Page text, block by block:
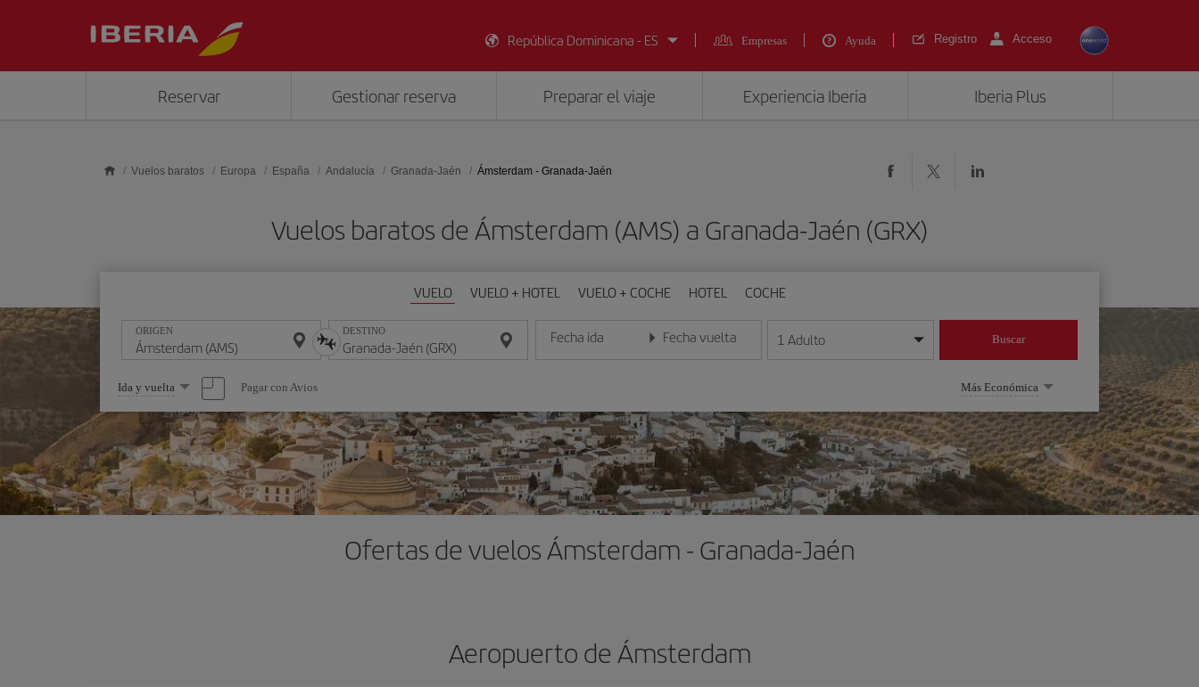
República Dominicana - ES
Empresas Ayuda Registro Acceso
Reservar Gestionar reserva Preparar el viaje Experiencia Iberia Iberia Plus
Vuelos baratos Europa España Andalucía Granada-Jaén Ámsterdam - Granada-Jaén
Vuelos baratos de Ámsterdam (AMS) a Granada-Jaén (GRX)
VUELO VUELO + HOTEL VUELO + COCHE HOTEL COCHE
ORIGEN DESTINO Fecha ida
Introduce la fecha en formato día/mes/año
Fecha vuelta
Introduce la fecha en formato día/mes/año
1 Adulto Buscar
Seleccione
una
opción
Ida y vuelta Pagar con Avios Más Económica
Ofertas de vuelos Ámsterdam - Granada-Jaén
Aeropuerto de Ámsterdam